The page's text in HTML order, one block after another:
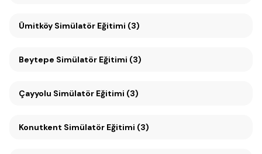
Ümitköy Simülatör Eğitimi (3)
Beytepe Simülatör Eğitimi (3)
Çayyolu Simülatör Eğitimi (3)
Konutkent Simülatör Eğitimi (3)